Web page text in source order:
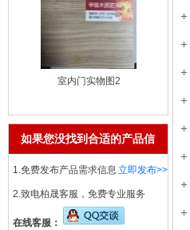
室内门实物图2
如果您没找到合适的产品信
息
1.免费发布产品需求信息 立即发布>>
2.致电柏晟客服，免费专业服务
在线客服：